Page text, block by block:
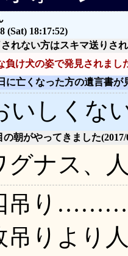
(Sat) 18:17:52)
れない方はスキマ送りさ
負け犬の姿で発見されまし
に亡くなった方の遺言書が
いしくな
の朝がやってきました
グナス、
吊り
吊りより